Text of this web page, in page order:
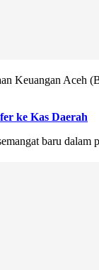
Keuangan Aceh
ke Kas Daerah
baru dalam